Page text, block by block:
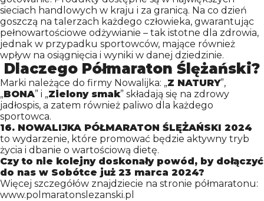
sieciach handlowych w kraju i za granicą. Na co dzień
goszczą na talerzach każdego człowieka, gwarantując
pełnowartościowe odżywianie – tak istotne dla zdrowia,
jednak w przypadku sportowców, mające również
wpływ na osiągnięcia i wyniki w danej dziedzinie.
Dlaczego Półmaraton Ślężański?
Marki należące do firmy Nowalijka: „Z NATURY”,
„BONA” i „Zielony smak” składają się na zdrowy
jadłospis, a zatem również paliwo dla każdego
sportowca.
16. NOWALIJKA PÓŁMARATON ŚLĘŻAŃSKI 2024
to wydarzenie, które promować będzie aktywny tryb
życia i dbanie o wartościową dietę.
Czy to nie kolejny doskonały powód, by dołączyć
do nas w Sobótce już 23 marca 2024?
Więcej szczegółów znajdziecie na stronie półmaratonu:
www.polmaratonslezanski.pl